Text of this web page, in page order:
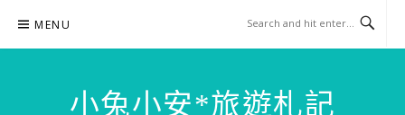
content
MENU
小兔小安*旅遊札記